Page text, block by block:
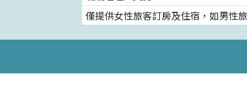
僅提供女性旅客訂房及住宿，如男性